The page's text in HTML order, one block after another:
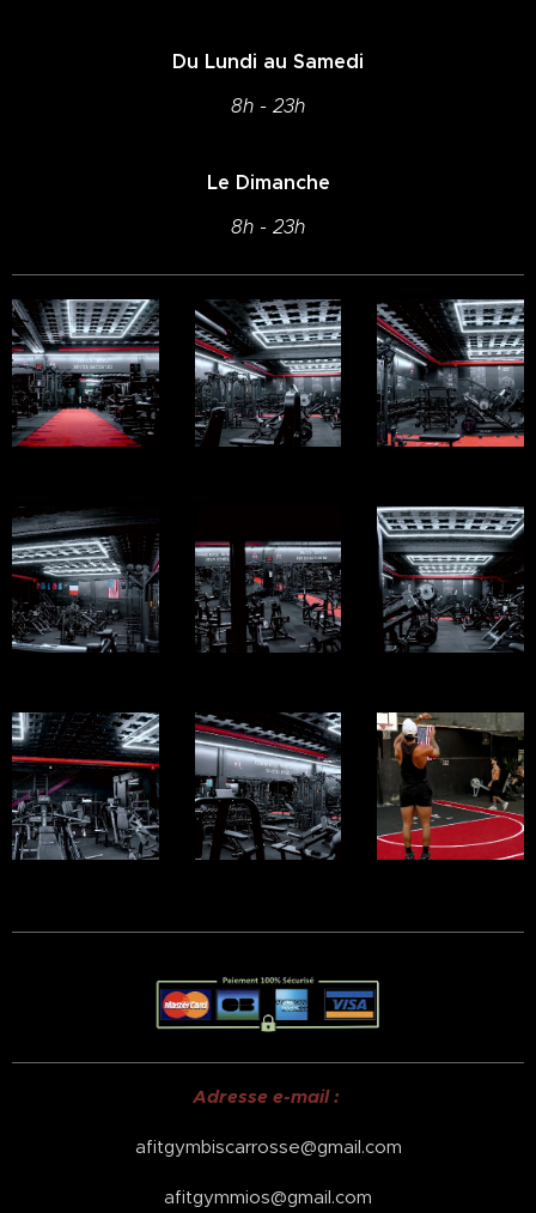
Du Lundi au Samedi
8h - 23h
Le Dimanche
8h - 23h
Adresse e-mail :
afitgymbiscarrosse@gmail.com
afitgymmios@gmail.com